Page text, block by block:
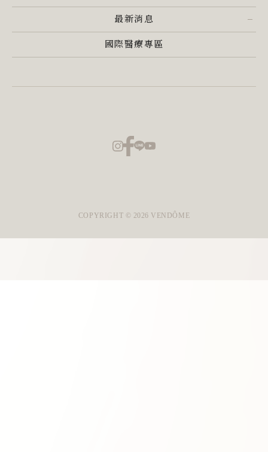
最新消息
國際醫療專區
COPYRIGHT © 2026 VENDÔME